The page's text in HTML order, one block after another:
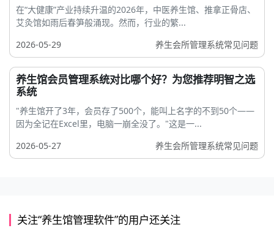
在“大健康”产业持续升温的2026年，中医养生馆、推拿正骨店、
艾灸馆如雨后春笋般涌现。然而，行业的繁...
2026-05-29
养生会所管理系统常见问题
养生馆会员管理系统对比哪个好？为您推荐明智之选
系统
"养生馆开了3年，会员存了500个，能叫上名字的不到50个——
因为全记在Excel里，电脑一崩全没了。"这是一...
2026-05-27
养生会所管理系统常见问题
关注“养生馆管理软件”的用户还关注